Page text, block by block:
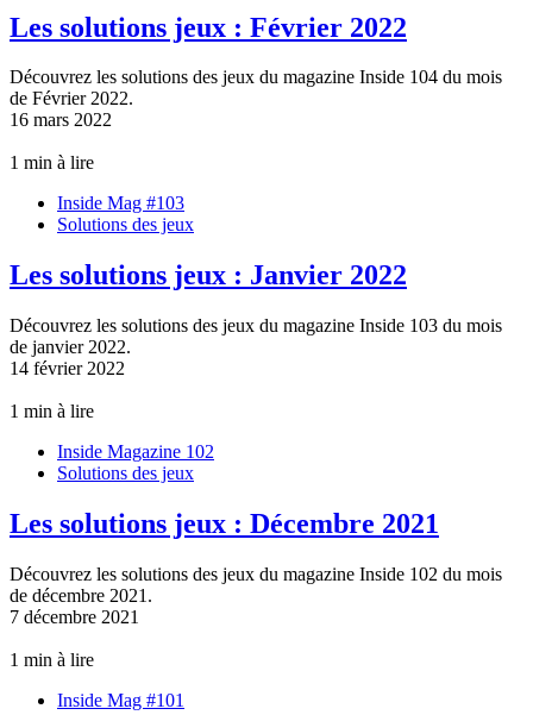
Les solutions jeux : Février 2022
Découvrez les solutions des jeux du magazine Inside 104 du mois
de Février 2022.
16 mars 2022
1 min à lire
Inside Mag #103
Solutions des jeux
Les solutions jeux : Janvier 2022
Découvrez les solutions des jeux du magazine Inside 103 du mois
de janvier 2022.
14 février 2022
1 min à lire
Inside Magazine 102
Solutions des jeux
Les solutions jeux : Décembre 2021
Découvrez les solutions des jeux du magazine Inside 102 du mois
de décembre 2021.
7 décembre 2021
1 min à lire
Inside Mag #101